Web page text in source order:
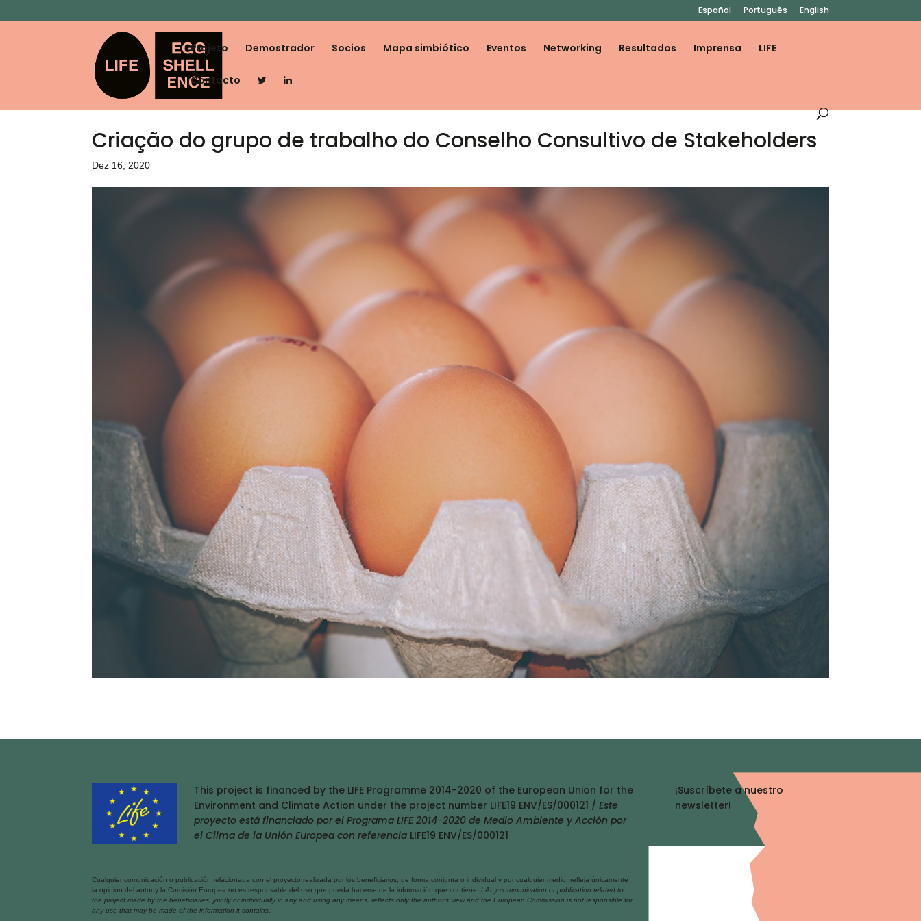
Español Português English
Projeto Demostrador Socios Mapa simbiótico Eventos Networking Resultados Imprensa LIFE
Contacto
Criação do grupo de trabalho do Conselho Consultivo de Stakeholders
Dez 16, 2020
This project is financed by the LIFE Programme 2014-2020 of the European Union for the
Environment and Climate Action under the project number LIFE19 ENV/ES/000121 /Este
proyecto está financiado por el Programa LIFE 2014-2020 de Medio Ambiente y Acción por
el Clima de la Unión Europea con referencia LIFE19 ENV/ES/000121
Cualquier comunicación o publicación relacionada con el proyecto realizada por los beneficiarios, de forma conjunta o individual y por cualquier medio, refleja únicamente
la opinión del autor y la Comisión Europea no es responsable del uso que pueda hacerse de la información que contiene. /Any communication or publication related to
the project made by the beneficiaries, jointly or individually in any and using any means, reflects only the author’s view and the European Commission is not responsible for
any use that may be made of the information it contains
¡Suscríbete a nuestro
newsletter!